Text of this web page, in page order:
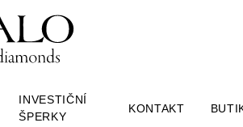
INVESTIČNÍ
ŠPERKY
KONTAKT